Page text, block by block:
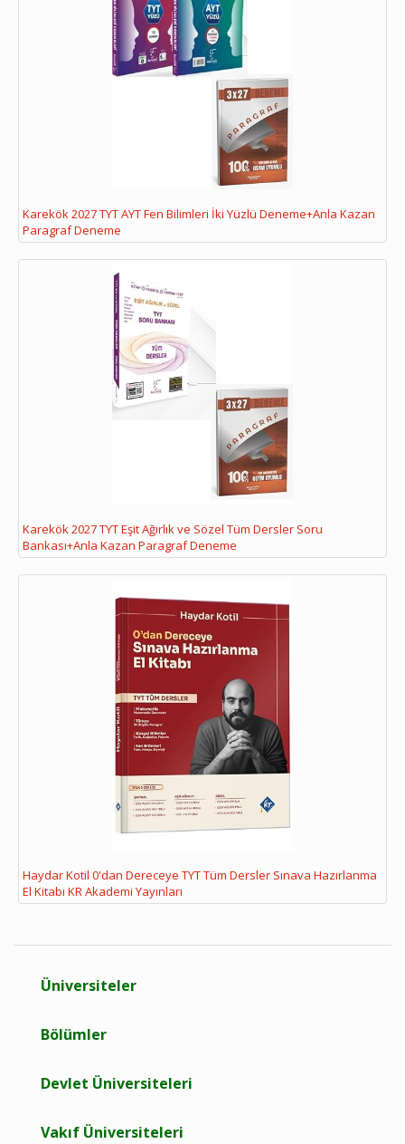
Karekök 2027 TYT AYT Fen Bilimleri İki Yüzlü Deneme+Anla Kazan
Paragraf Deneme
Karekök 2027 TYT Eşit Ağırlık ve Sözel Tüm Dersler Soru
Bankası+Anla Kazan Paragraf Deneme
Haydar Kotil 0'dan Dereceye TYT Tüm Dersler Sınava Hazırlanma
El Kitabı KR Akademi Yayınları
Üniversiteler
Bölümler
Devlet Üniversiteleri
Vakıf Üniversiteleri